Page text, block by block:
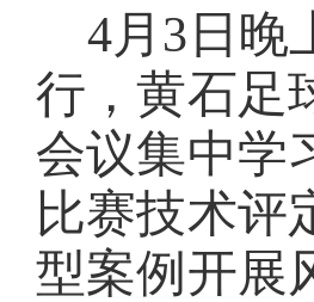
4月3日晚
行，黄石足
会议集中学
比赛技术评
型案例开展